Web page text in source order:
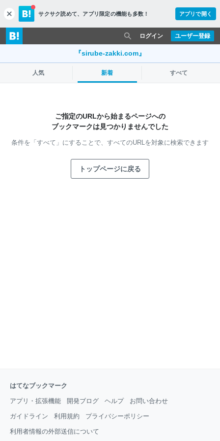
c
l
o
s
サクサク読めて、 アプリ限定の機能も多数！ アプリで開く
ユーザー登録
ログイン
『sirube-zakki.com』
人気 新着 すべて
ご指定のURLから始まるページへの
ブックマークは見つかりませんでした
条件を「すべて」にすることで、 すべてのURLを対象に検索できます
トップページに戻る
はてなブックマーク
アプリ・拡張機能 開発ブログ ヘルプ お問い合わせ
ガイドライン 利用規約 プライバシーポリシー
利用者情報の外部送信について